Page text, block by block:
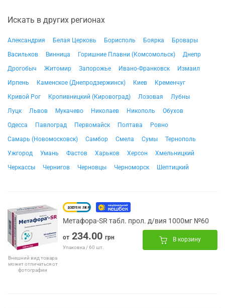
Искать в других регионах
Александрия Белая Церковь Борисполь Боярка
Бровары
Васильков
Винница Горишние Плавни (Комсомольск)
Днепр
Дрогобыч
Житомир Запорожье Ивано-Франковск
Измаил
Ирпень
Каменское (Днепродзержинск) Киев
Кременчуг
Кривой Рог
Кропивницкий (Кировоград) Лозовая
Лубны
Луцк
Львов Мукачево Николаев Никополь
Обухов
Одесса
Павлоград Первомайск Полтава
Ровно
Самарь (Новомосковск)
Самбор Смела Сумы
Тернополь
Ужгород
Умань Фастов Харьков Херсон
Хмельницкий
Черкассы
Чернигов Черновцы Черноморск Шептицкий
Внешний вид товара
может отличаться от
фотографии
Метафора-SR табл. прол. д/вия 1000мг №60
от 234.00 грн
Упаковка / 60 шт.
В корзину